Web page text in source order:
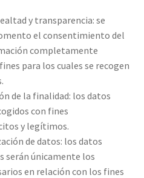
y transparencia: se
el consentimiento del
completamente
para los cuales se recogen
de la finalidad: los datos
con fines
y legítimos.
de datos: los datos
serán únicamente los
en relación con los fines